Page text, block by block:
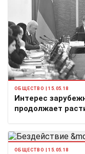
ОБЩЕСТВО | 15.05.18
Интерес
продолжает
ОБЩЕСТВО | 15.05.18